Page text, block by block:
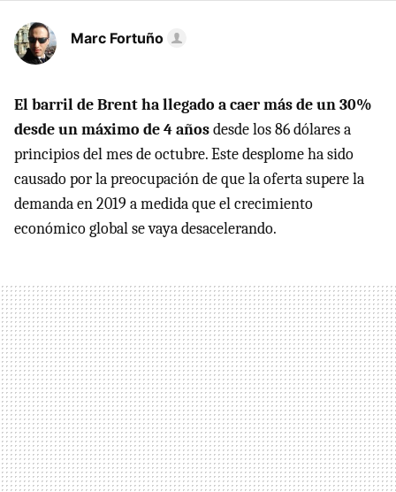
Marc Fortuño
El barril de Brent ha llegado a caer más de un 30%
desde un máximo de 4 añosdesde los 86 dólares a
principios del mes de octubre. Este desplome ha sido
causado por la preocupación de que la oferta supere la
demanda en 2019 a medida que el crecimiento
económico global se vaya desacelerando.